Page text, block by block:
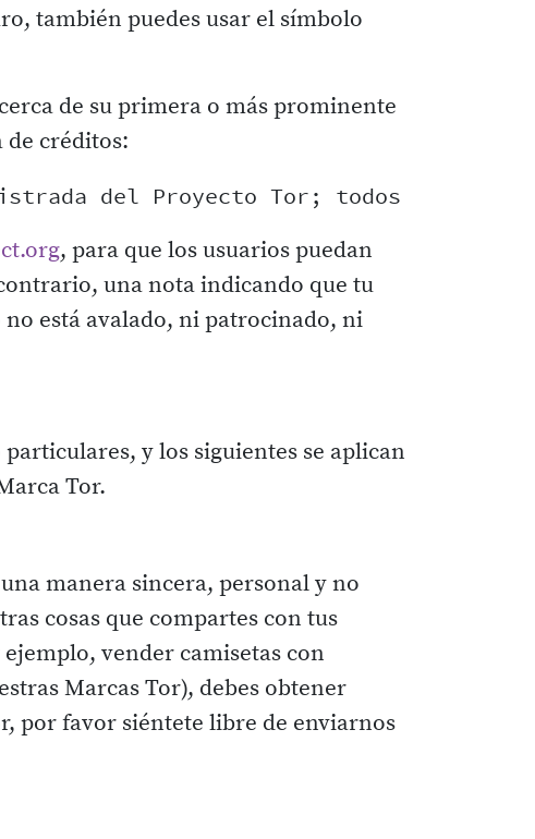
también puedes usar el símbolo
de su primera o más prominente
de créditos:
, para que los usuarios puedan
una nota indicando que tu
está avalado, ni patrocinado, ni
y los siguientes se aplican
Tor.
manera sincera, personal y no
cosas que compartes con tus
vender camisetas con
Marcas Tor), debes obtener
por favor siéntete libre de enviarnos